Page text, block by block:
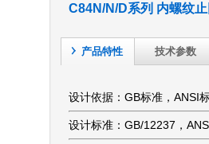
C84N/N/D系列 内螺纹
产品特性 技术参数
设计依据：GB标准，ANSI
设计标准：GB/12237，